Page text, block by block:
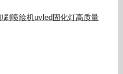
刷喷绘机uvled固化灯高质量